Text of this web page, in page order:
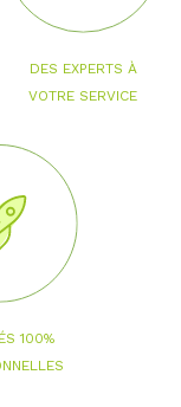
DES EXPERTS À
VOTRE SERVICE
100%